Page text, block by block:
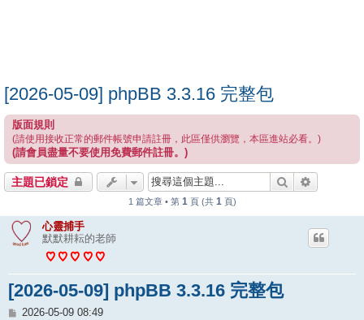
[2026-05-09] phpBB 3.3.16 完整包
版面規則
(請使用接收正常的郵件帳號申請註冊，此區僅供瀏覽，本區進站必看。)
(請會員盡量不要使用免費郵件註冊。)
主題已鎖定 搜尋
1 篇文章 • 第 1 頁 (共 1 頁)
心靈捕手
默默耕耘的老師
[2026-05-09] phpBB 3.3.16 完整包
文
2026-05-09 08:49